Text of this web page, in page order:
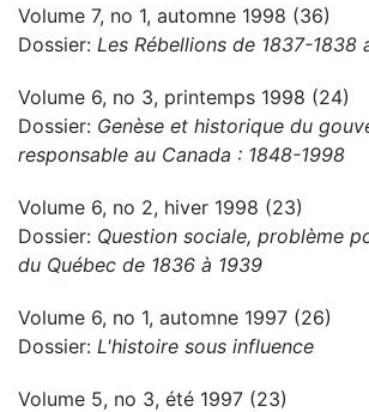
Volume 7, no 1, automne 1998 (36)
Dossier: Les Rébellions de 1837-1838
Volume 6, no 3, printemps 1998 (24)
Dossier: Genèse et historique du
responsable au Canada : 1848-1998
Volume 6, no 2, hiver 1998 (23)
Dossier: Question sociale, problème
du Québec de 1836 à 1939
Volume 6, no 1, automne 1997 (26)
Dossier: L'histoire sous influence
Volume 5, no 3, été 1997 (23)